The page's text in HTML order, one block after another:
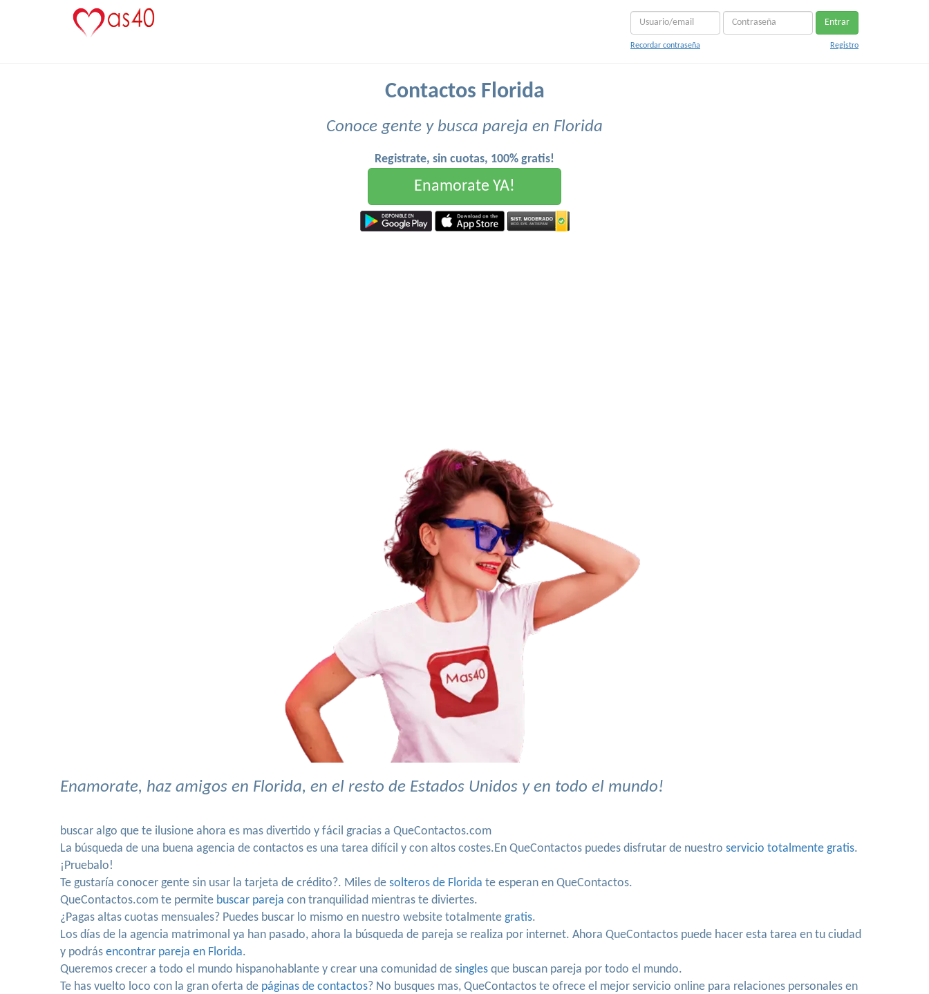
Entrar
Recordar contraseña Registro
Contactos Florida
Conoce gente y busca pareja en Florida
Registrate, sin cuotas, 100% gratis!
Enamorate YA!
Enamorate, haz amigos en Florida, en el resto de Estados Unidos y en todo el mundo!
buscar algo que te ilusione ahora es mas divertido y fácil gracias a QueContactos.com
La búsqueda de una buena agencia de contactos es una tarea difícil y con altos costes.En QueContactos puedes disfrutar de nuestro servicio totalmente gratis.
¡Pruebalo!
Te gustaría conocer gente sin usar la tarjeta de crédito?. Miles de solteros de Florida te esperan en QueContactos.
QueContactos.com te permite buscar pareja con tranquilidad mientras te diviertes.
¿Pagas altas cuotas mensuales? Puedes buscar lo mismo en nuestro website totalmente gratis.
Los días de la agencia matrimonal ya han pasado, ahora la búsqueda de pareja se realiza por internet. Ahora QueContactos puede hacer esta tarea en tu ciudad
y podrás encontrar pareja en Florida.
Queremos crecer a todo el mundo hispanohablante y crear una comunidad de singles que buscan pareja por todo el mundo.
Te has vuelto loco con la gran oferta de páginas de contactos? No busques mas, QueContactos te ofrece el mejor servicio online para relaciones personales en